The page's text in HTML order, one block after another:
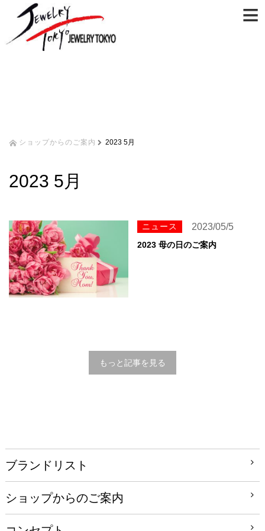
≡
ショップからのご案内 2023 5月
2023 5月
ニュース 2023/05/5
2023 母の日のご案内
もっと記事を見る
ブランドリスト
ショップからのご案内